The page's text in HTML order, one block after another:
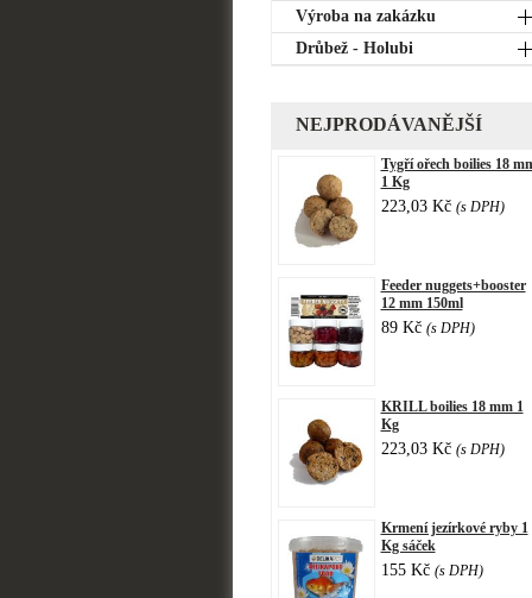
Výroba na zakázku
Drůbež - Holubi
NEJPRODÁVANĚJŠÍ
Tygří ořech boilies 18
1 Kg
223,03 Kč (s DPH)
Feeder nuggets+booster
12 mm 150ml
89 Kč (s DPH)
KRILL boilies 18 mm 1
Kg
223,03 Kč (s DPH)
Krmení jezírkové ryby 1
Kg sáček
155 Kč (s DPH)